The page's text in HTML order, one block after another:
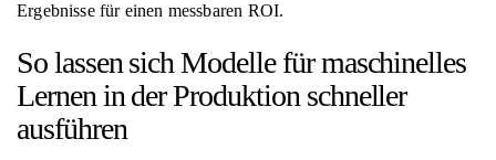
Ergebnisse für einen messbaren ROI.
So lassen sich Modelle für maschinelles
Lernen in der Produktion schneller
ausführen